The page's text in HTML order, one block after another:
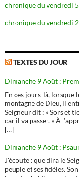
chronique du vendredi
chronique du vendredi
TEXTES DU JOUR
Dimanche 9 Août :
En ces jours-là, lorsque
montagne de Dieu, il
Seigneur dit : « Sors et
car il va passer. » À
[…]
Dimanche 9 Août :
J'écoute : que dira le
peuple et ses fidèles.